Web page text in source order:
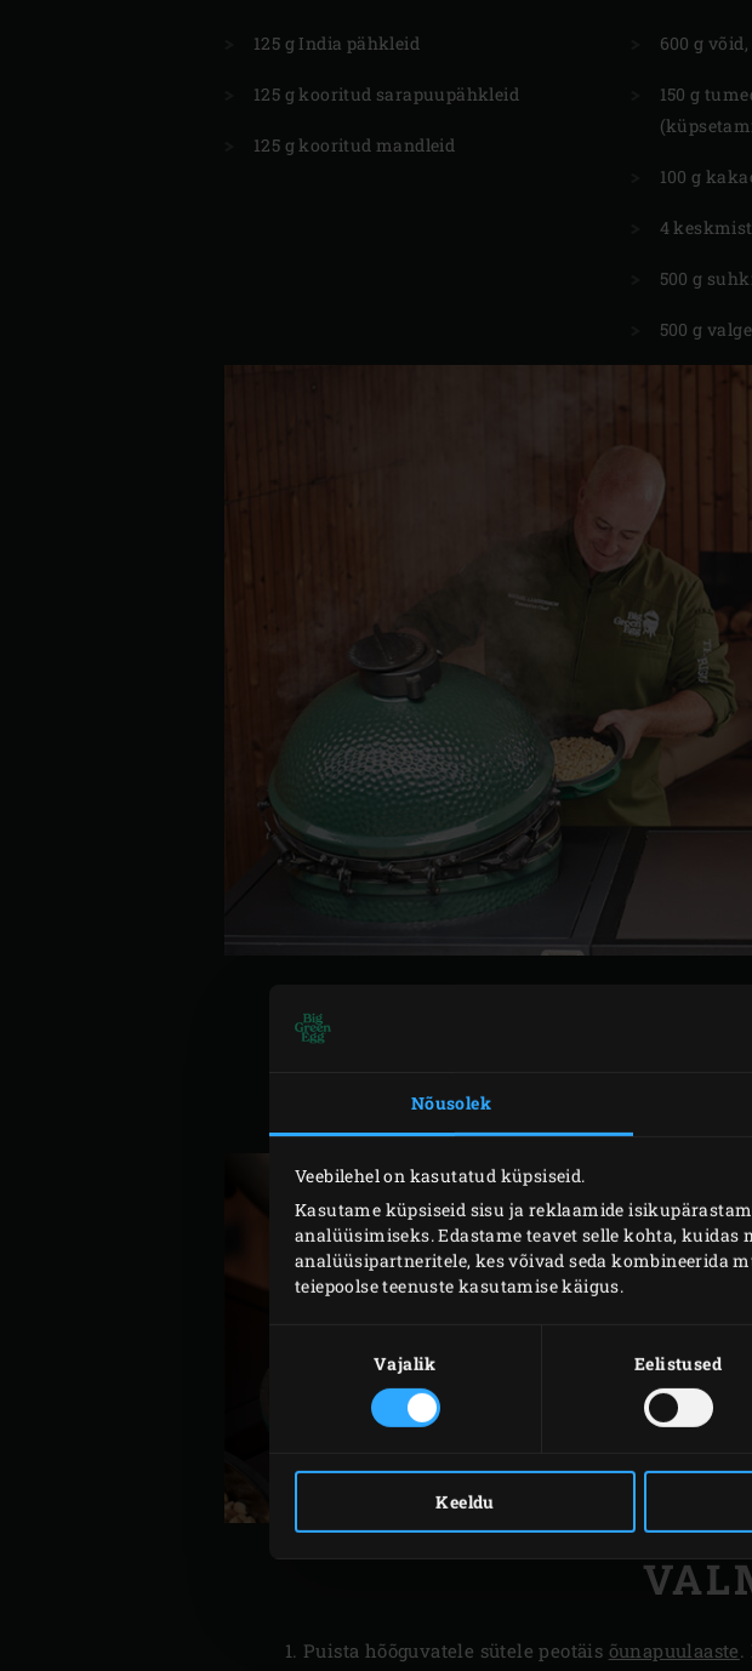
Nõusolek
Veebilehel on kasutatud küpsiseid.
Kasutame küpsiseid sisu ja reklaamide
analüüsimiseks. Edastame teavet selle kohta,
analüüsipartneritele, kes võivad seda kombineerida
teiepoolse teenuste kasutamise käigus.
Vajalik Eelistused
Keeldu
125 g India pähkleid
125 g kooritud sarapuupähkleid
125 g kooritud mandleid
600 g
150 g
100 g
4
500 g
500 g
Pudista India pähklid, sarapuupähklid ja mandlid
Puista hõõguvatele sütele peotäis õunapuulaaste.